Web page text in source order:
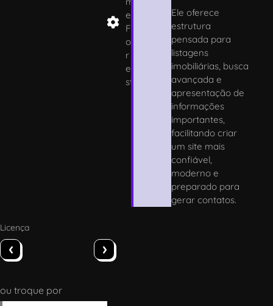
e
F
o
r
e
st
Ele oferece
estrutura
pensada para
listagens
imobiliárias, busca
avançada e
apresentação de
informações
importantes,
facilitando criar
um site mais
confiável,
moderno e
preparado para
gerar contatos.
Licença
‹ ›
ou troque por